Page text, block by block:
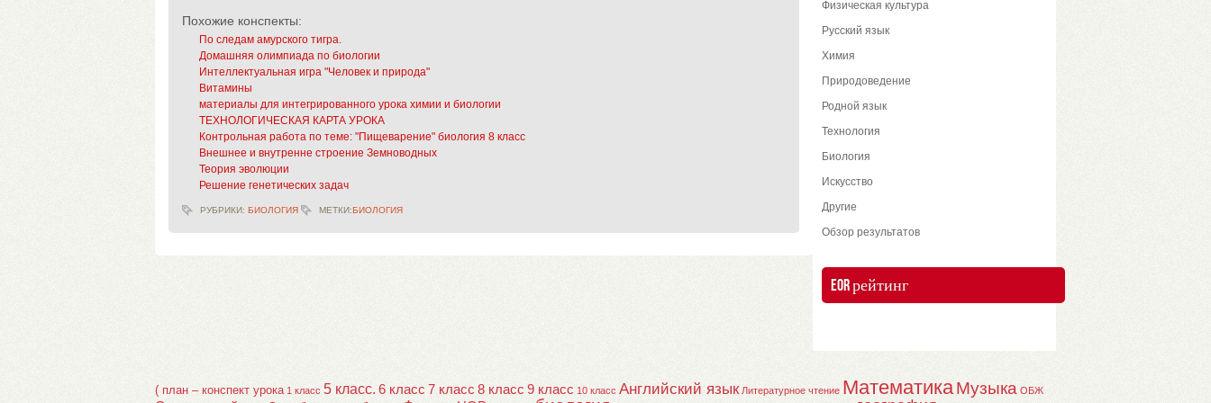
Похожие конспекты:
По следам амурского тигра.
Домашняя олимпиада по биологии
Интеллектуальная игра "Человек и природа"
Витамины
материалы для интегрированного урока химии и биологии
ТЕХНОЛОГИЧЕСКАЯ КАРТА УРОКА
Контрольная работа по теме: "Пищеварение" биология 8 класс
Внешнее и внутренне строение Земноводных
Теория эволюции
Решение генетических задач
РУБРИКИ: БИОЛОГИЯ МЕТКИ:БИОЛОГИЯ
Физическая культура
Русский язык
Химия
Природоведение
Родной язык
Технология
Биология
Искусство
Другие
Обзор результатов
EOR рейтинг
( план – конспект урока 1 класс 5 класс. 6 класс 7 класс 8 класс 9 класс 10 класс Английский язык Литературное чтение МатематикаМузыка ОБЖ